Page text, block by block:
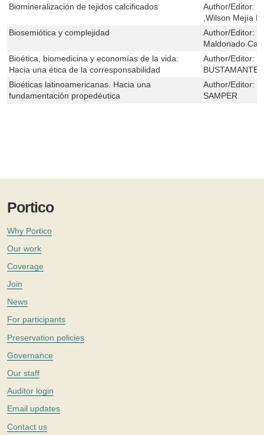
Biomineralización de tejidos calcificados
Author/Editor:
,Wilson Mejía
Biosemiótica y complejidad
Author/Editor:
Maldonado
Bioética, biomedicina y economías de la vida:
Hacia una ética de la corresponsabilidad
Author/Editor:
BUSTAMANTE
Bioéticas latinoamericanas. Hacia una
fundamentación propedéutica
Author/Editor:
SAMPER
Portico
Why Portico
Our work
Coverage
Join
News
For participants
Preservation policies
Governance
Our staff
Auditor login
Email updates
Contact us